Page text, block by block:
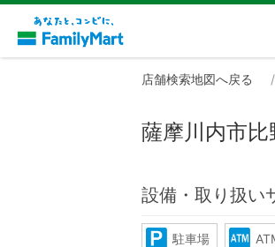
店舗検索地図へ戻る
薩摩川内市比
設備・取り扱い
駐車場